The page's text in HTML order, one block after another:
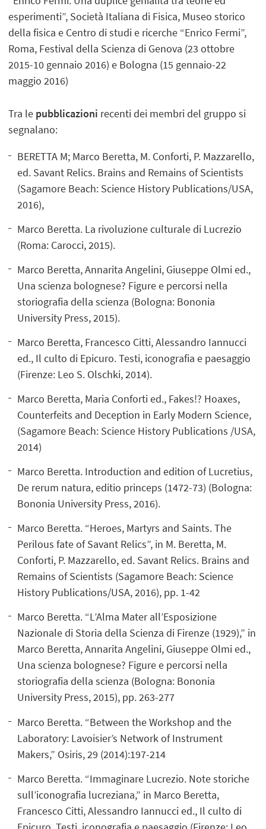
esperimenti”, Società Italiana di Fisica, Museo storico
della fisica e Centro di studi e ricerche “Enrico Fermi”,
Roma, Festival della Scienza di Genova (23 ottobre
2015-10 gennaio 2016) e Bologna (15 gennaio-22
maggio 2016)
Tra le pubblicazioni recenti dei membri del gruppo si
segnalano:
BERETTA M; Marco Beretta, M. Conforti, P. Mazzarello,
ed. Savant Relics. Brains and Remains of Scientists
(Sagamore Beach: Science History Publications/USA,
2016),
Marco Beretta. La rivoluzione culturale di Lucrezio
(Roma: Carocci, 2015).
Marco Beretta, Annarita Angelini, Giuseppe Olmi ed.,
Una scienza bolognese? Figure e percorsi nella
storiografia della scienza (Bologna: Bononia
University Press, 2015).
Marco Beretta, Francesco Citti, Alessandro Iannucci
ed., Il culto di Epicuro. Testi, iconografia e paesaggio
(Firenze: Leo S. Olschki, 2014).
Marco Beretta, Maria Conforti ed., Fakes!? Hoaxes,
Counterfeits and Deception in Early Modern Science,
(Sagamore Beach: Science History Publications /USA,
2014)
Marco Beretta. Introduction and edition of Lucretius,
De rerum natura, editio princeps (1472-73) (Bologna:
Bononia University Press, 2016).
Marco Beretta. “Heroes, Martyrs and Saints. The
Perilous fate of Savant Relics”, in M. Beretta, M.
Conforti, P. Mazzarello, ed. Savant Relics. Brains and
Remains of Scientists (Sagamore Beach: Science
History Publications/USA, 2016), pp. 1-42
Marco Beretta. “L’Alma Mater all’Esposizione
Nazionale di Storia della Scienza di Firenze (1929),” in
Marco Beretta, Annarita Angelini, Giuseppe Olmi ed.,
Una scienza bolognese? Figure e percorsi nella
storiografia della scienza (Bologna: Bononia
University Press, 2015), pp. 263-277
Marco Beretta. “Between the Workshop and the
Laboratory: Lavoisier’s Network of Instrument
Makers,” Osiris, 29 (2014):197-214
Marco Beretta. “Immaginare Lucrezio. Note storiche
sull’iconografia lucreziana,” in Marco Beretta,
Francesco Citti, Alessandro Iannucci ed., Il culto di